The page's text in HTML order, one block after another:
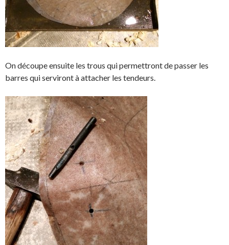
On découpe ensuite les trous qui permettront de passer les
barres qui serviront à attacher les tendeurs.